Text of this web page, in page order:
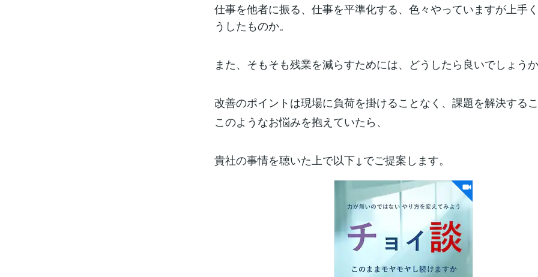
仕事を他者に振る、仕事を平準化する、色々やっていますが上手
うしたものか。
また、そもそも残業を減らすためには、どうしたら良いでしょう
改善のポイントは現場に負荷を掛けることなく、課題を解決する
このようなお悩みを抱えていたら、
貴社の事情を聴いた上で以下↓でご提案します。